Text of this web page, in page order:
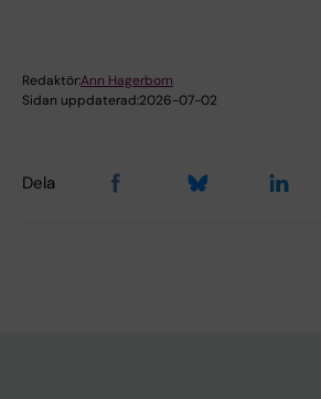
Redaktör:Ann Hagerborn
Sidan uppdaterad:2026-07-02
Dela